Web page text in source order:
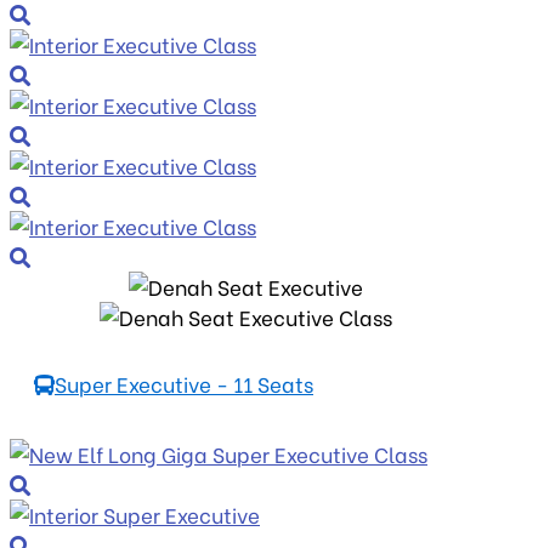
Super Executive - 11 Seats